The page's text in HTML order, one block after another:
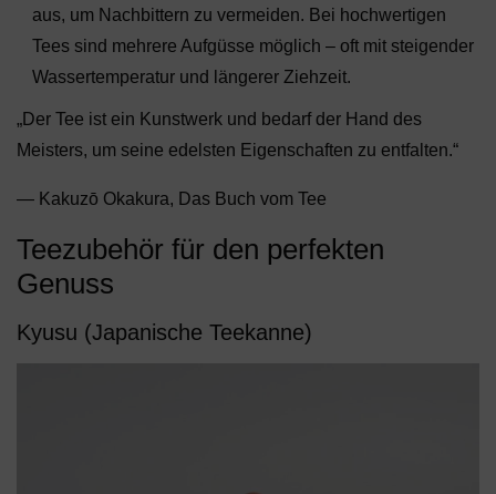
aus, um Nachbittern zu vermeiden. Bei hochwertigen
Tees sind mehrere Aufgüsse möglich – oft mit steigender
Wassertemperatur und längerer Ziehzeit.
„Der Tee ist ein Kunstwerk und bedarf der Hand des
Meisters, um seine edelsten Eigenschaften zu entfalten.“
— Kakuzō Okakura, Das Buch vom Tee
Teezubehör für den perfekten
Genuss
Kyusu (Japanische Teekanne)